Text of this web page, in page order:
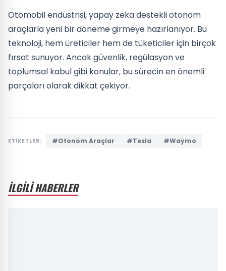
Otomobil endüstrisi, yapay zeka destekli otonom
araçlarla yeni bir döneme girmeye hazırlanıyor. Bu
teknoloji, hem üreticiler hem de tüketiciler için birçok
fırsat sunuyor. Ancak güvenlik, regülasyon ve
toplumsal kabul gibi konular, bu sürecin en önemli
parçaları olarak dikkat çekiyor.
ETİKETLER: #Otonom Araçlar #Tesla #Waymo
İLGİLİ HABERLER